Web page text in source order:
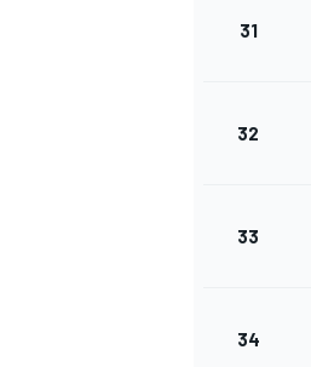
31
32
33
34